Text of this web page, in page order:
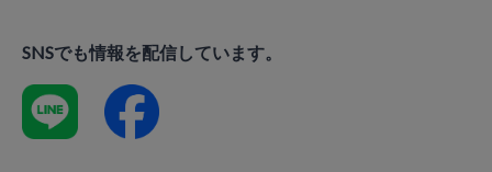
SNSでも情報を配信しています。